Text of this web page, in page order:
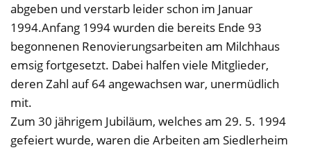
abgeben und verstarb leider schon im Januar
1994.Anfang 1994 wurden die bereits Ende 93
begonnenen Renovierungsarbeiten am Milchhaus
emsig fortgesetzt. Dabei halfen viele Mitglieder,
deren Zahl auf 64 angewachsen war, unermüdlich
mit.
Zum 30 jährigem Jubiläum, welches am 29. 5. 1994
gefeiert wurde, waren die Arbeiten am Siedlerheim